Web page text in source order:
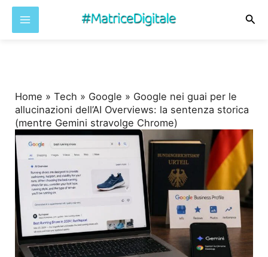
Home »Tech » Google » Google nei guai per le
allucinazioni dell’AI Overviews: la sentenza storica
(mentre Gemini stravolge Chrome)